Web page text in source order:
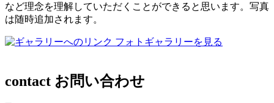
など理念を理解していただくことができると思います。写真
は随時追加されます。
フォトギャラリーを見る
contact お問い合わせ